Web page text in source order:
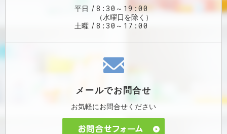
平日 8:30～19:00
（水曜日を除く）
土曜
8:30～17:00
メールでお問合せ
お気軽にお問合せください